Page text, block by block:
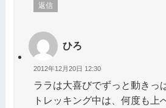
返信
ひろ
2012年12月20日 12:30
ララは大喜びでずっと動きっ
トレッキング中は、何度も上